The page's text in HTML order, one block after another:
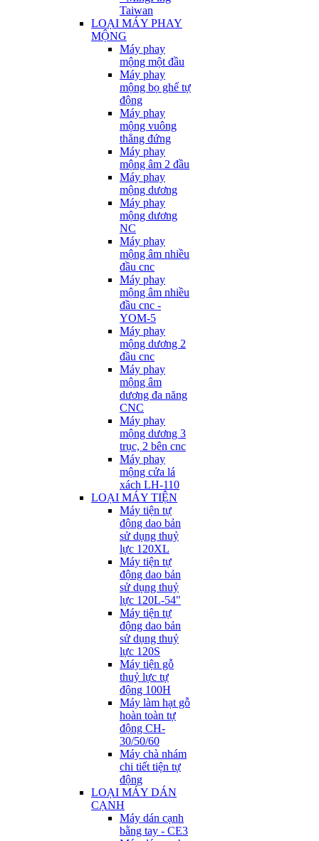
Taiwan
LOẠI MÁY PHAY
MỘNG
Máy phay
mộng một đầu
Máy phay
mộng bọ ghế tự
động
Máy phay
mộng vuông
thẳng đứng
Máy phay
mộng âm 2 đầu
Máy phay
mộng dương
Máy phay
mộng dương
NC
Máy phay
mộng âm nhiều
đầu cnc
Máy phay
mộng âm nhiều
đầu cnc -
YOM-5
Máy phay
mộng dương 2
đầu cnc
Máy phay
mộng âm
dương đa năng
CNC
Máy phay
mộng dương 3
trục, 2 bên cnc
Máy phay
mộng cửa lá
xách LH-110
LOẠI MÁY TIỆN
Máy tiện tự
động dao bản
sử dụng thuỷ
lực 120XL
Máy tiện tự
động dao bản
sử dụng thuỷ
lực 120L-54"
Máy tiện tự
động dao bản
sử dụng thuỷ
lực 120S
Máy tiện gỗ
thuỷ lực tự
động 100H
Máy làm hạt gỗ
hoàn toàn tự
động CH-
30/50/60
Máy chà nhám
chi tiết tiện tự
động
LOẠI MÁY DÁN
CẠNH
Máy dán cạnh
bằng tay - CE3